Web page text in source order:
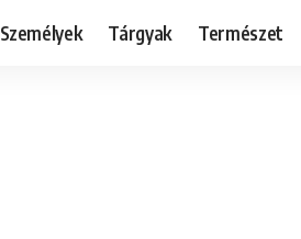
Személyek Tárgyak Természet